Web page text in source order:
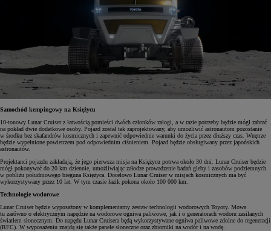
Samochód kempingowy na Księżycu
10-tonowy Lunar Cruiser z łatwością pomieści dwóch członków załogi, a w razie potrzeby będzie mógł zabrać
na pokład dwie dodatkowe osoby. Pojazd został tak zaprojektowany, aby umożliwić astronautom pozostanie
w środku bez skafandrów kosmicznych i zapewnić odpowiednie warunki do życia przez dłuższy czas. Wnętrze
będzie wypełnione powietrzem pod odpowiednim ciśnieniem. Pojazd będzie obsługiwany przez japońskich
astronautów.
Projektanci pojazdu zakładają, że jego pierwsza misja na Księżycu potrwa około 30 dni. Lunar Cruiser będzie
mógł pokonywać do 20 km dziennie, umożliwiając załodze prowadzenie badań gleby i zasobów podziemnych
w pobliżu południowego bieguna Księżyca. Docelowo Lunar Cruiser w misjach kosmicznych ma być
wykorzystywany przez 10 lat. W tym czasie łazik pokona około 100 000 km.
Technologie wodorowe
Lunar Cruiser będzie wyposażony w komplementarny zestaw technologii wodorowych Toyoty. Mowa
tu zarówno o elektrycznym napędzie na wodorowe ogniwa paliwowe, jak i o generatorach wodoru zasilanych
światłem słonecznym. Do napędu Lunar Cruisera będą wykorzystywane ogniwa paliwowe zdolne do regeneracji
(RFC). W wyposażeniu znajdą się także panele słoneczne oraz zbiorniki na wodór i na wodę.